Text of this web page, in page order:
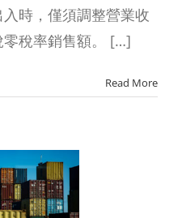
時，僅須調整營業收
零稅率銷售額。 […]
Read More